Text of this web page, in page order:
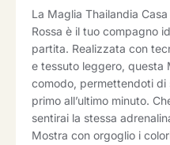
La Maglia Thailandia
Rossa è il tuo compagno
partita. Realizzata con
e tessuto leggero, questa
comodo, permettendoti di
primo all’ultimo minuto.
sentirai la stessa
Mostra con orgoglio i